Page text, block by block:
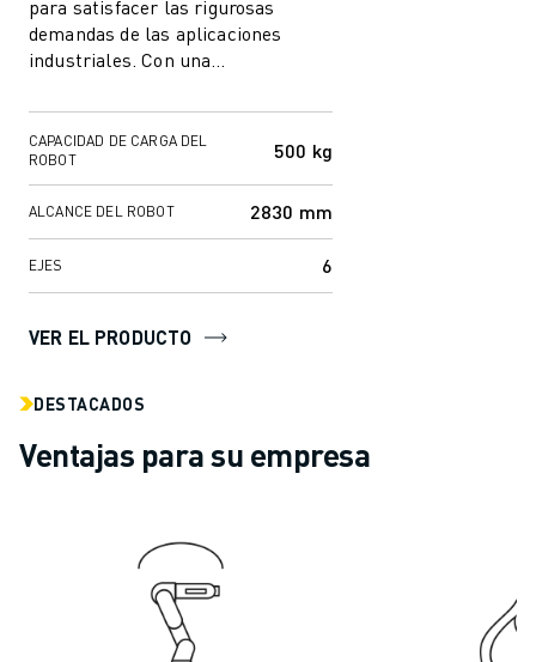
TORNEADO CNC
TALADRADO Y ROSCADO DE ALTA VELOCIDAD
MÁQUINAS
MANIPULACIÓN DE MATERIALES
PALETIZADO
SOLDADURA POR PUNTOS
INSPECCIÓN VISUAL
CORTE POR HILO EDM
CASOS PRÁCTICOS
ATENCIÓN AL CLIENTE
CAMPO Y MANTENIMIENTO
REMANUFACTURING
HERRAMIENTAS DE SERVICIO DIGITAL
CENTRO DE DESCARGAS " MYFANUC
para satisfacer las rigurosas
demandas de las aplicaciones
industriales. Con una
de 500 kg y un...
CAPACIDAD DE CARGA DEL
ROBOT
500 kg
ALCANCE DEL ROBOT 2830 mm
EJES 6
VER EL PRODUCTO
DESTACADOS
Ventajas para su empresa